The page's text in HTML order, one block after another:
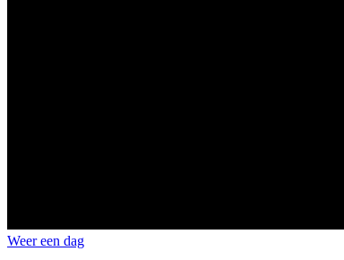
Weer een dag